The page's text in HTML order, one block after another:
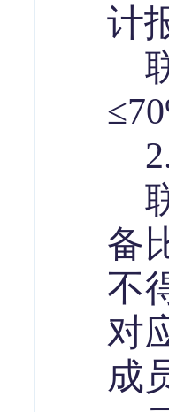
计
≤
备
不
对
成